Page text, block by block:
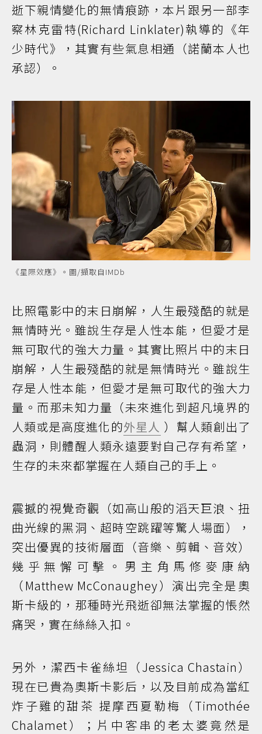
逝下親情變化的無情痕跡，本片跟另一部李
察林克雷特(Richard Linklater)執導的《年
少時代》，其實有些氣息相通（諾蘭本人也
承認）。
《星際效應》。圖/擷取自IMDb
比照電影中的末日崩解，人生最殘酷的就是
無情時光。雖說生存是人性本能，但愛才是
無可取代的強大力量。其實比照片中的末日
崩解，人生最殘酷的就是無情時光。雖說生
存是人性本能，但愛才是無可取代的強大力
量。而那未知力量（未來進化到超凡境界的
人類或是高度進化的外星人 ）幫人類創出了
蟲洞，則體醒人類永遠要對自己存有希望，
生存的未來都掌握在人類自己的手上。
震撼的視覺奇觀（如高山般的滔天巨浪、扭
曲光線的黑洞、超時空跳躍等驚人場面），
突出優異的技術層面（音樂、剪輯、音效）
幾乎無懈可擊。男主角馬修麥康納
（Matthew McConaughey）演出完全是奧
斯卡級的，那種時光飛逝卻無法掌握的悵然
痛哭，實在絲絲入扣。
另外，潔西卡雀絲坦（Jessica Chastain）
現在已貴為奧斯卡影后，以及目前成為當紅
炸子雞的甜茶 提摩西夏勒梅（Timothée
Chalamet）；片中客串的老太婆竟然是